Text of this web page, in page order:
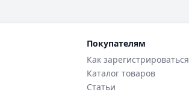
Покупателям
Как зарегистрироваться
Каталог товаров
Статьи